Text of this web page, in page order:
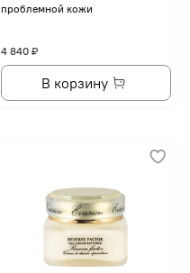
проблемной кожи
4 840 ₽
В корзину